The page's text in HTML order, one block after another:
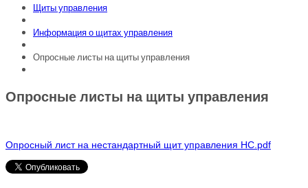
Щиты управления
Информация о щитах управления
Опросные листы на щиты управления
Опросные листы на щиты управления
Опросный лист на нестандартный щит управления НС.pdf